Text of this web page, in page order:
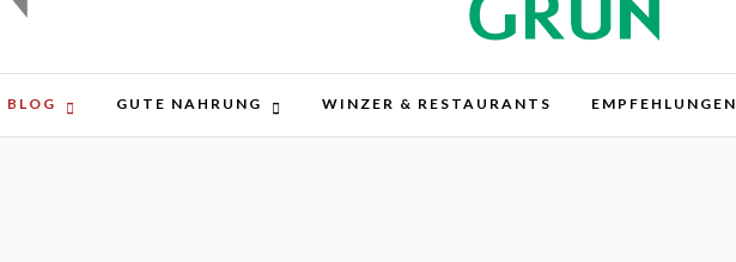
BLOG GUTE NAHRUNG WINZER & RESTAURANTS EMPFEHLUNGEN